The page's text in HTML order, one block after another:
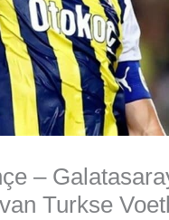
–
Turkse